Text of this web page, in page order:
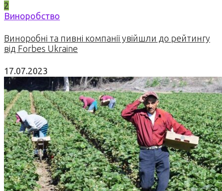
2
Виноробство
Виноробні та пивні компанії увійшли до рейтингу
від Forbes Ukraine
17.07.2023